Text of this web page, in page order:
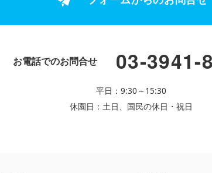
お電話でのお問合せ 03-3941-
平日：9:30～15:30
休園日：土日、国民の休日・祝日